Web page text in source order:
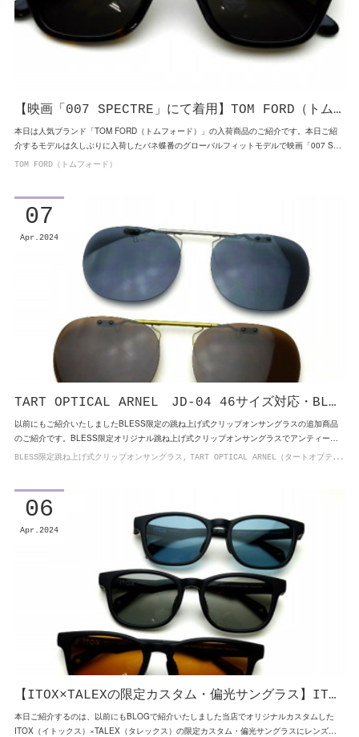
【映画「007 SPECTRE」にて着用】TOM FORD（トム…
本日は人気ブランド「TOM FORD（トムフォード）」の入荷商品のご紹介です。本日ご紹
介するモデルは久しぶりに入荷したバネ蝶番のグローバルフィットモデルで映画「007 S…
TOM FORD（トムフォード）
TART OPTICAL ARNEL JD-04 46サイズ対応・BL…
以前にもご紹介いたしましたBLESS限定の跳ね上げ式クリップオンサングラスの追加商品
のご紹介です。BLESS限定オリジナル跳ね上げ式クリップオンサングラスでアンティー…
07
Apr 2024
BLESS限定跳ね上げ式クリップオンサングラス TART OPTICAL ARNEL（タートオプティカルアーネル）
【ITOX×TALEXの限定カスタム・偏光サングラス】IT…
本日ご紹介するのは、以前にもBLOGで紹介いたしました当店でオリジナルカスタムした
ITOX（イトックス）×TALEX（タレックス）の限定カスタム・偏光サングラスにレンズ…
06
Apr 2024